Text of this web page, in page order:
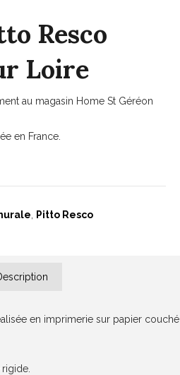
Resco
Loire
au magasin Home St Géréon
en France.
, Pitto Resco
en imprimerie sur papier couché